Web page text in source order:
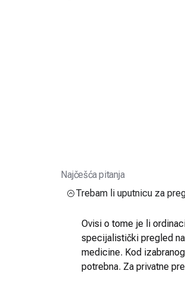
Najčešća pitanja
Trebam li uputnicu za
Ovisi o tome je li
specijalistički pregled
medicine. Kod
potrebna. Za privatne